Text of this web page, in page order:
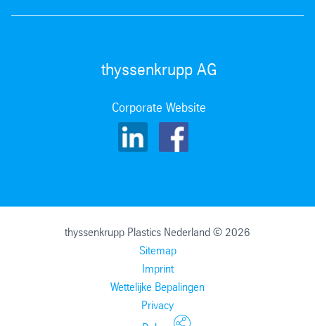
thyssenkrupp AG
Corporate Website
thyssenkrupp Plastics Nederland © 2026
Sitemap
Imprint
Wettelijke Bepalingen
Privacy